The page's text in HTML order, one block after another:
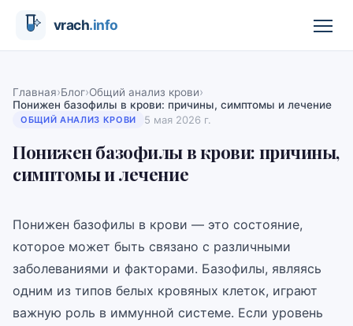
Главная›Блог›Общий анализ крови›
Понижен базофилы в крови: причины, симптомы и лечение
ОБЩИЙ АНАЛИЗ КРОВИ 5 мая 2026 г.
Понижен базофилы в крови: причины,
симптомы и лечение
Понижен базофилы в крови — это состояние,
которое может быть связано с различными
заболеваниями и факторами. Базофилы, являясь
одним из типов белых кровяных клеток, играют
важную роль в иммунной системе. Если уровень